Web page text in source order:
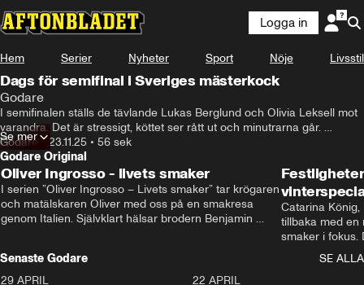
Logga in
Hem Serier Nyheter Sport Nöje Livsstil
Dags för semifinal i Sveriges mästerkock
Godare
I semifinalen ställs de tävlande Lukas Berglund och Olivia Leksell mot
varandra. Det är stressigt, köttet ser rått ut och minutrarna går.
Semifinal i Sveriges mästerkock blir en kamp mot klockan.
Godare • 23.11.25 • 56 sek
Se mer
Godare Original
Oliver Ingrosso - livets smaker
I serien ”Oliver Ingrosso – Livets smaker” tar krögaren
och matälskaren Oliver med oss på en smakresa
genom Italien. Självklart hälsar brodern Benjamin
Catarina
tillbaka med en
smaker i fokus.
julfavoriter
Senaste Godare
SE ALLA
29 APRIL 22 APRIL